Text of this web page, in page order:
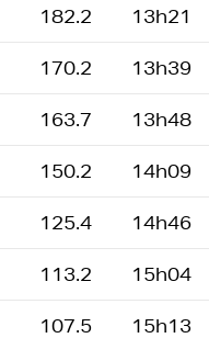
182.2 13h21
170.2 13h39
163.7 13h48
150.2 14h09
125.4 14h46
113.2 15h04
107.5 15h13